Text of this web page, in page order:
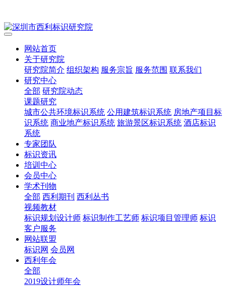
网站首页
关于研究院
研究院简介 组织架构 服务宗旨 服务范围 联系我们
研究中心
全部 研究院动态
课题研究
城市公共环境标识系统 公用建筑标识系统 房地产项目标
识系统 商业地产标识系统 旅游景区标识系统 酒店标识
系统
专家团队
标识资讯
培训中心
会员中心
学术刊物
全部 西利期刊 西利丛书
视频教材
标识规划设计师 标识制作工艺师 标识项目管理师 标识
客户服务
网站联盟
标识网 会员网
西利年会
全部
2019设计师年会